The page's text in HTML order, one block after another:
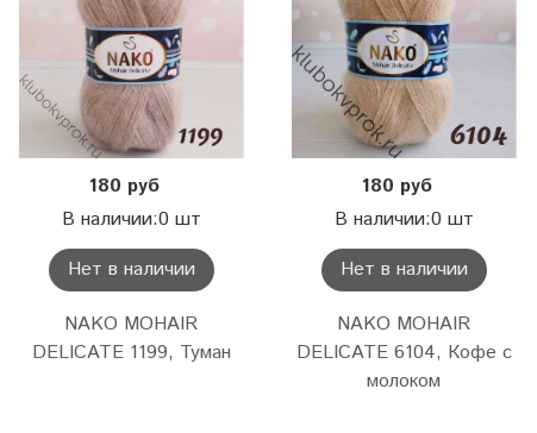
180 руб
В наличии:0 шт
Нет в наличии
NAKO MOHAIR
DELICATE 1199, Туман
180 руб
В наличии:0 шт
Нет в наличии
NAKO MOHAIR
DELICATE 6104, Кофе с
молоком